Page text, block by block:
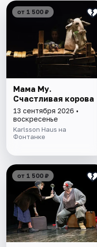
от 1 500 ₽
Мама Му.
Счастливая корова
13 сентября 2026 •
воскресенье
Karlsson Haus на
Фонтанке
от 1 500 ₽